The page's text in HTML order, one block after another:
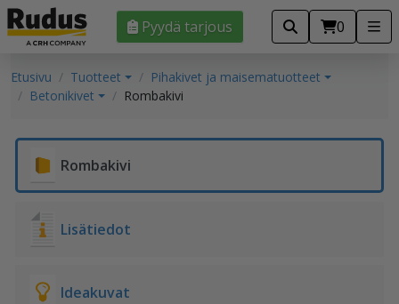
Pyydä tarjous 0
Etusivu Tuotteet
Pihakivet ja maisematuotteet
Betonikivet
Rombakivi
Rombakivi
Lisätiedot
Ideakuvat